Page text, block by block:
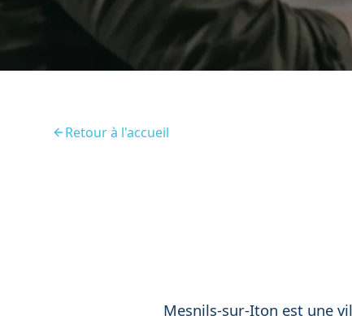
Retour à l'accueil
Mesnils-sur-Iton est une